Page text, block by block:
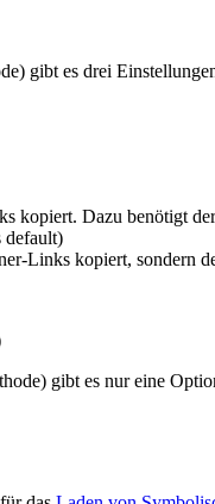
gibt es drei
kopiert. Dazu benötigt
default)
Links kopiert, sondern
gibt es nur eine